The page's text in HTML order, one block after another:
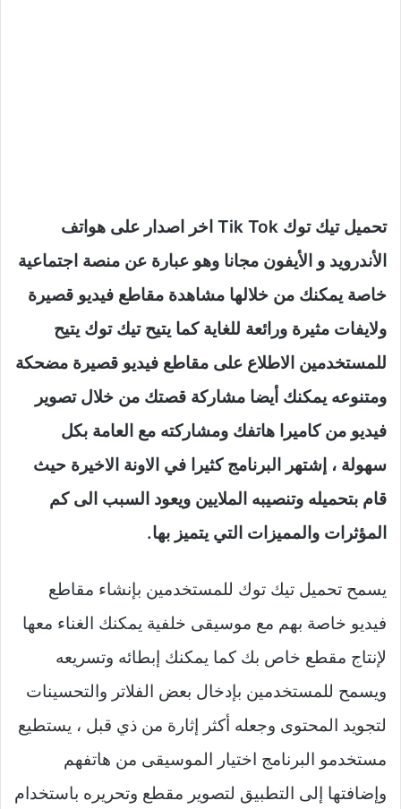
تحميل تيك توك Tik Tok اخر اصدار على هواتف
الأندرويد و الأيفون مجانا وهو عبارة عن منصة اجتماعية
خاصة يمكنك من خلالها مشاهدة مقاطع فيديو قصيرة
ولايفات مثيرة ورائعة للغاية كما يتيح تيك توك يتيح
للمستخدمين الاطلاع على مقاطع فيديو قصيرة مضحكة
ومتنوعه يمكنك أيضا مشاركة قصتك من خلال تصوير
فيديو من كاميرا هاتفك ومشاركته مع العامة بكل
سهولة ، إشتهر البرنامج كثيرا في الاونة الاخيرة حيث
قام بتحميله وتنصيبه الملايين ويعود السبب الى كم
المؤثرات والمميزات التي يتميز بها.
يسمح تحميل تيك توك للمستخدمين بإنشاء مقاطع
فيديو خاصة بهم مع موسيقى خلفية يمكنك الغناء معها
لإنتاج مقطع خاص بك كما يمكنك إبطائه وتسريعه
ويسمح للمستخدمين بإدخال بعض الفلاتر والتحسينات
لتجويد المحتوى وجعله أكثر إثارة من ذي قبل ، يستطيع
مستخدمو البرنامج اختيار الموسيقى من هاتفهم
وإضافتها إلى التطبيق لتصوير مقطع وتحريره باستخدام